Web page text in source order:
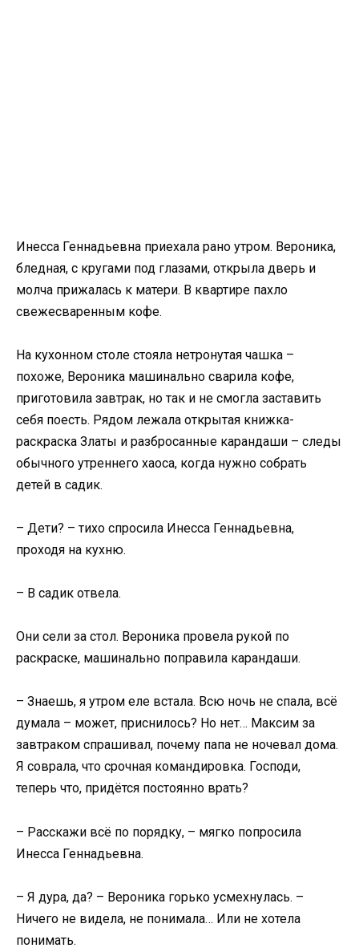
Инесса Геннадьевна приехала рано утром. Вероника,
бледная, с кругами под глазами, открыла дверь и
молча прижалась к матери. В квартире пахло
свежесваренным кофе.
На кухонном столе стояла нетронутая чашка –
похоже, Вероника машинально сварила кофе,
приготовила завтрак, но так и не смогла заставить
себя поесть. Рядом лежала открытая книжка-
раскраска Златы и разбросанные карандаши – следы
обычного утреннего хаоса, когда нужно собрать
детей в садик.
– Дети? – тихо спросила Инесса Геннадьевна,
проходя на кухню.
– В садик отвела.
Они сели за стол. Вероника провела рукой по
раскраске, машинально поправила карандаши.
– Знаешь, я утром еле встала. Всю ночь не спала, всё
думала – может, приснилось? Но нет… Максим за
завтраком спрашивал, почему папа не ночевал дома.
Я соврала, что срочная командировка. Господи,
теперь что, придётся постоянно врать?
– Расскажи всё по порядку, – мягко попросила
Инесса Геннадьевна.
– Я дура, да? – Вероника горько усмехнулась. –
Ничего не видела, не понимала… Или не хотела
понимать.